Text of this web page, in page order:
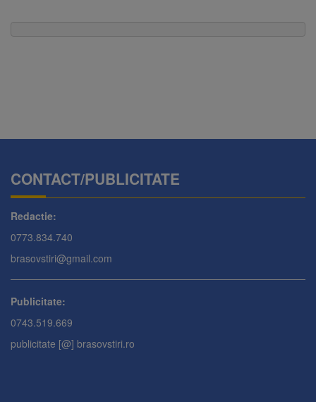
CONTACT/PUBLICITATE
Redactie:
0773.834.740
brasovstiri@gmail.com
Publicitate:
0743.519.669
publicitate [@] brasovstiri.ro